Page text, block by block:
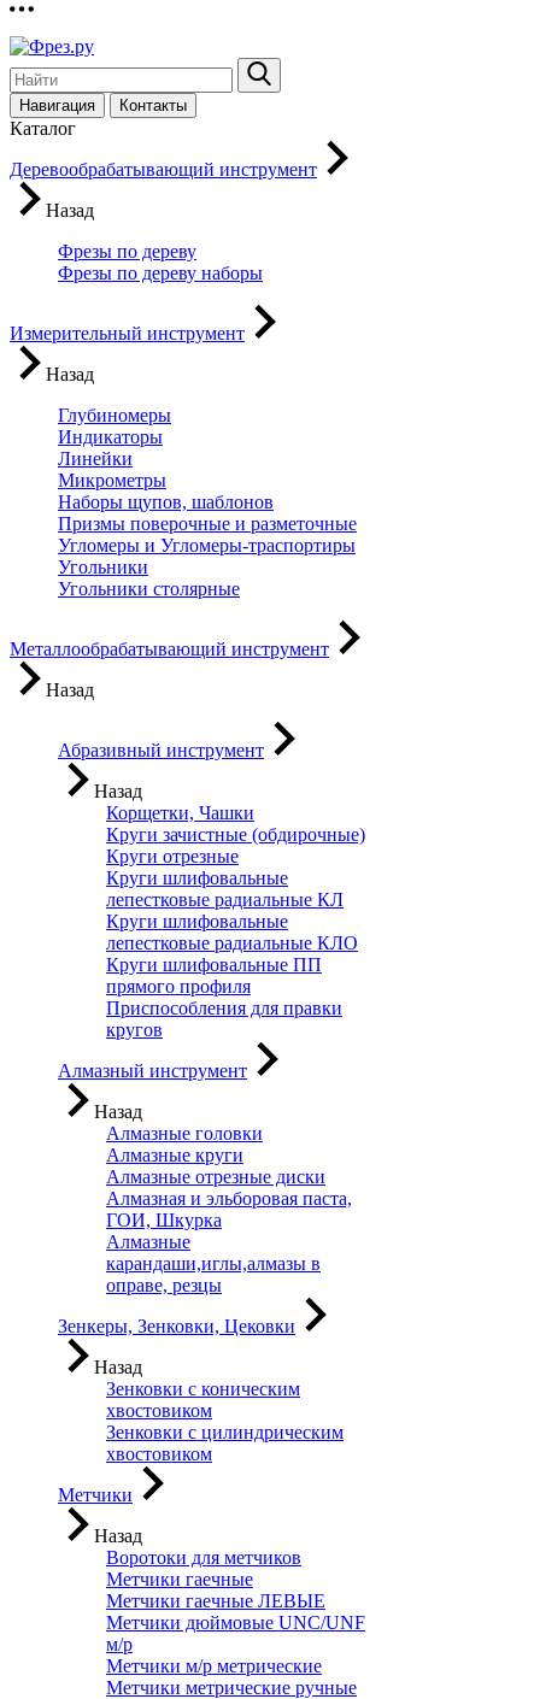
Навигация Контакты
Каталог
Деревообрабатывающий инструмент
Назад
Фрезы по дереву
Фрезы по дереву наборы
Измерительный инструмент
Назад
Глубиномеры
Индикаторы
Линейки
Микрометры
Наборы щупов, шаблонов
Призмы поверочные и разметочные
Угломеры и Угломеры-траспортиры
Угольники
Угольники столярные
Металлообрабатывающий инструмент
Назад
Абразивный инструмент
Назад
Корщетки, Чашки
Круги зачистные (обдирочные)
Круги отрезные
Круги шлифовальные
лепестковые радиальные КЛ
Круги шлифовальные
лепестковые радиальные КЛО
Круги шлифовальные ПП
прямого профиля
Приспособления для правки
кругов
Алмазный инструмент
Назад
Алмазные головки
Алмазные круги
Алмазные отрезные диски
Алмазная и эльборовая паста,
ГОИ, Шкурка
Алмазные
карандаши,иглы,алмазы в
оправе, резцы
Зенкеры, Зенковки, Цековки
Назад
Зенковки с коническим
хвостовиком
Зенковки с цилиндрическим
хвостовиком
Метчики
Назад
Воротоки для метчиков
Метчики гаечные
Метчики гаечные ЛЕВЫЕ
Метчики дюймовые UNC/UNF
м/р
Метчики м/р метрические
Метчики метрические ручные